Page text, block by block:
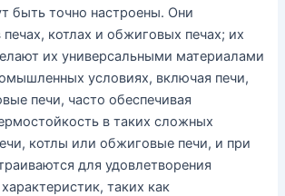
быть точно настроены. Они
печах, котлах и обжиговых печах; их
их универсальными материалами
условиях, включая печи,
печи, часто обеспечивая
в таких сложных
котлы или обжиговые печи, и при
для удовлетворения
таких как